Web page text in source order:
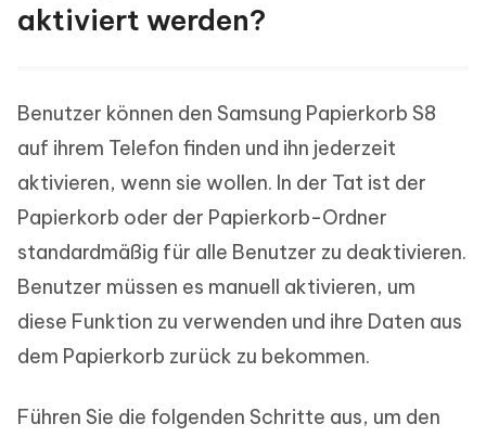
aktiviert werden?
Benutzer können den Samsung Papierkorb S8
auf ihrem Telefon finden und ihn jederzeit
aktivieren, wenn sie wollen. In der Tat ist der
Papierkorb oder der Papierkorb-Ordner
standardmäßig für alle Benutzer zu deaktivieren.
Benutzer müssen es manuell aktivieren, um
diese Funktion zu verwenden und ihre Daten aus
dem Papierkorb zurück zu bekommen.
Führen Sie die folgenden Schritte aus, um den